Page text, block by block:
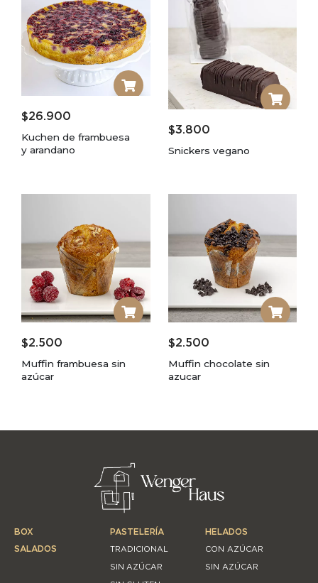
$26.900
Kuchen de frambuesa
y arandano
$3.800
Snickers vegano
$2.500
Muffin frambuesa sin
azúcar
$2.500
Muffin chocolate sin
azucar
BOX
SALADOS
PASTELERÍA
TRADICIONAL
SIN AZÚCAR
HELADOS
CON AZÚCAR
SIN AZÚCAR